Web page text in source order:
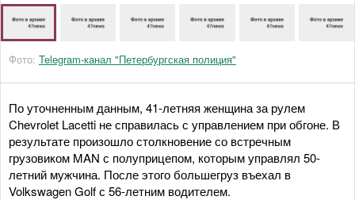
Фото: Telegram-канал "Петербургская полиция"
По уточненным данным, 41-летняя женщина за рулем
Chevrolet Lacetti не справилась с управлением при обгоне. В
результате произошло столкновение со встречным
грузовиком MAN с полуприцепом, которым управлял 50-
летний мужчина. После этого большегруз въехал в
Volkswagen Golf с 56-летним водителем.